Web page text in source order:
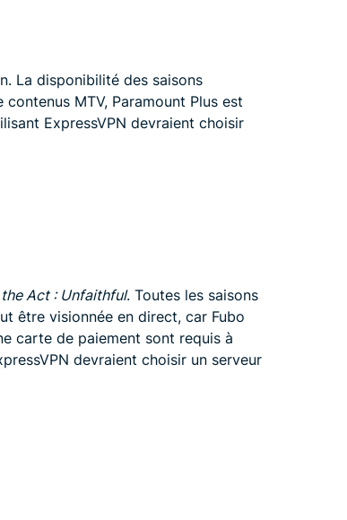
La disponibilité des saisons
MTV, Paramount Plus est
ExpressVPN devraient choisir
Act : Unfaithful. Toutes les saisons
être visionnée en direct, car Fubo
carte de paiement sont requis à
devraient choisir un serveur